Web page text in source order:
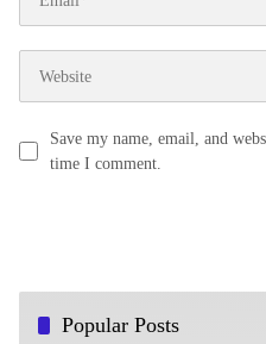
Save my name, email, and
time I comment.
Popular Posts
1
Mencegahnya?